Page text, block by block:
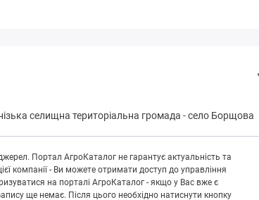
селищна територіальна громада -село Борщова
Портал АгроКаталог не гарантує актуальність та
компанії - Ви можете отримати доступ до управління
на порталі АгроКаталог - якщо у Вас вже є
ще немає. Після цього необхідно натиснути кнопку